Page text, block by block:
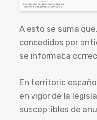
A esto se suma
concedidos por
se informaba
En territorio
en vigor de la
susceptibles de